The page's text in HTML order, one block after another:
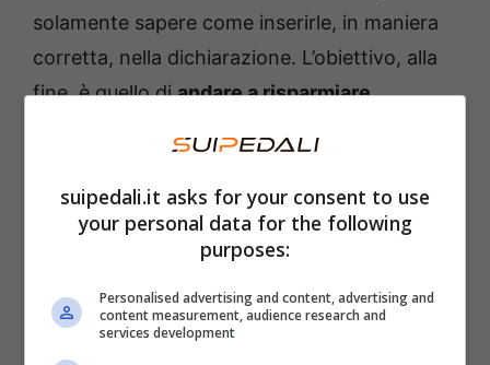
solamente sapere come inserirle, in maniera
corretta, nella dichiarazione. L’obiettivo, alla
fine, è quello diandare a risparmiare.
Dichiarazione 730, quante
novità: tutto quello che serve
Quali sono le nuove possibilità di risparmio?
suipedali.it asks for your consent to use
your personal data for the following
purposes:
Personalised advertising and content, advertising and
content measurement, audience research and
services development